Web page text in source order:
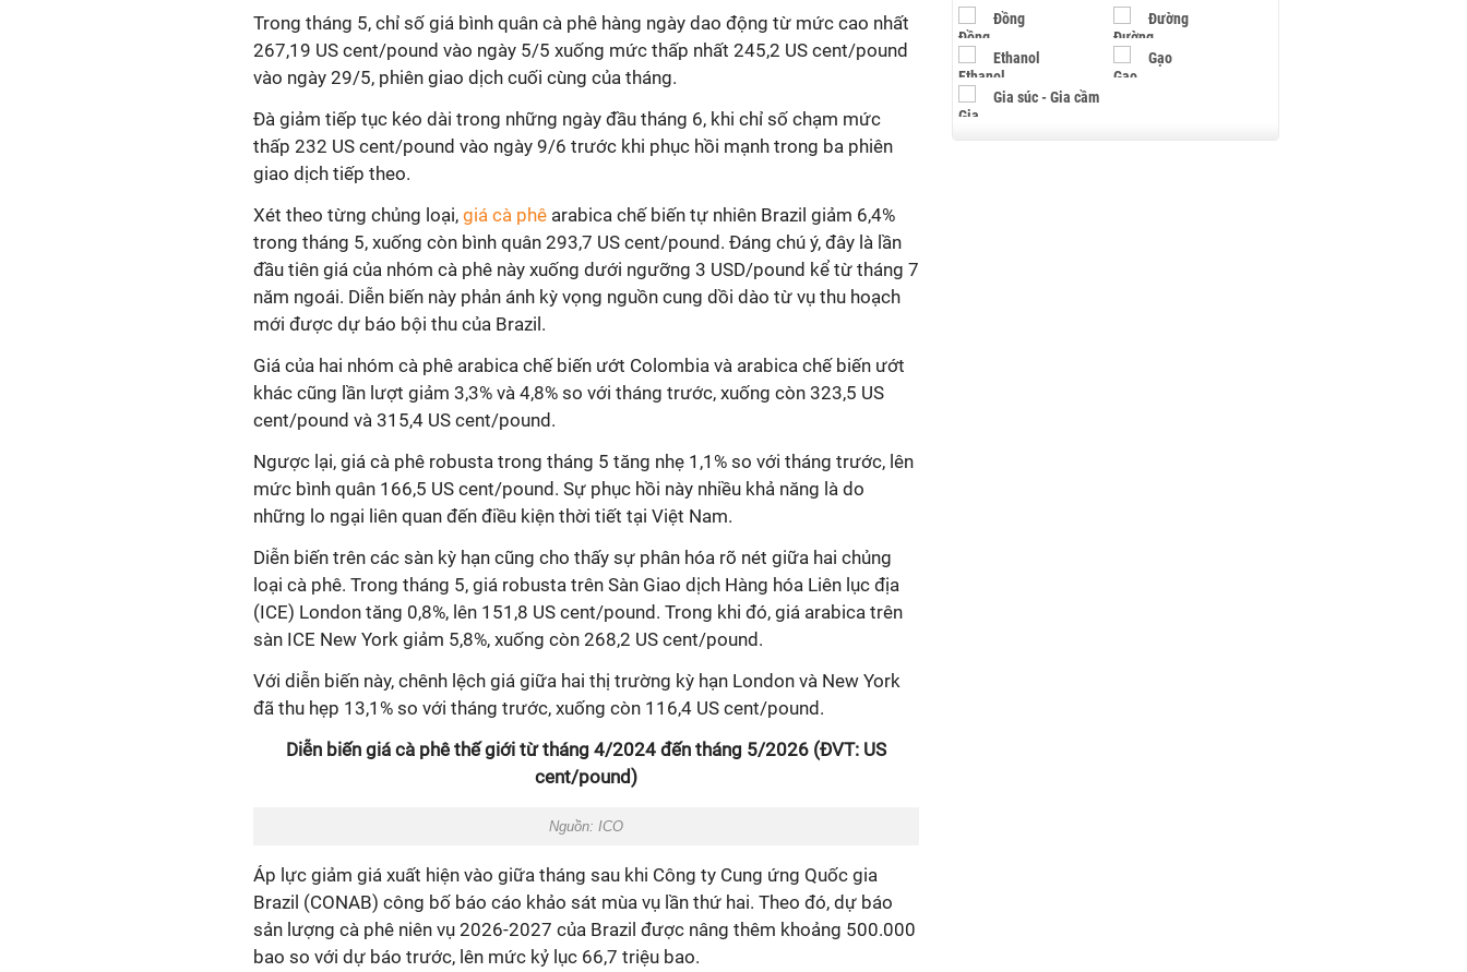
Trong tháng 5, chỉ số giá bình quân cà phê hàng ngày dao động từ mức cao nhất
267,19 US cent/pound vào ngày 5/5 xuống mức thấp nhất 245,2 US cent/pound
vào ngày 29/5, phiên giao dịch cuối cùng của tháng.
Đà giảm tiếp tục kéo dài trong những ngày đầu tháng 6, khi chỉ số chạm mức
thấp 232 US cent/pound vào ngày 9/6 trước khi phục hồi mạnh trong ba phiên
giao dịch tiếp theo.
Xét theo từng chủng loại, giá cà phê arabica chế biến tự nhiên Brazil giảm 6,4%
trong tháng 5, xuống còn bình quân 293,7 US cent/pound. Đáng chú ý, đây là lần
đầu tiên giá của nhóm cà phê này xuống dưới ngưỡng 3 USD/pound kể từ tháng 7
năm ngoái. Diễn biến này phản ánh kỳ vọng nguồn cung dồi dào từ vụ thu hoạch
mới được dự báo bội thu của Brazil.
Giá của hai nhóm cà phê arabica chế biến ướt Colombia và arabica chế biến ướt
khác cũng lần lượt giảm 3,3% và 4,8% so với tháng trước, xuống còn 323,5 US
cent/pound và 315,4 US cent/pound.
Ngược lại, giá cà phê robusta trong tháng 5 tăng nhẹ 1,1% so với tháng trước, lên
mức bình quân 166,5 US cent/pound. Sự phục hồi này nhiều khả năng là do
những lo ngại liên quan đến điều kiện thời tiết tại Việt Nam.
Diễn biến trên các sàn kỳ hạn cũng cho thấy sự phân hóa rõ nét giữa hai chủng
loại cà phê. Trong tháng 5, giá robusta trên Sàn Giao dịch Hàng hóa Liên lục địa
(ICE) London tăng 0,8%, lên 151,8 US cent/pound. Trong khi đó, giá arabica trên
sàn ICE New York giảm 5,8%, xuống còn 268,2 US cent/pound.
Với diễn biến này, chênh lệch giá giữa hai thị trường kỳ hạn London và New York
đã thu hẹp 13,1% so với tháng trước, xuống còn 116,4 US cent/pound.
Diễn biến giá cà phê thế giới từ tháng 4/2024 đến tháng 5/2026 (ĐVT: US
cent/pound)
Nguồn: ICO
Áp lực giảm giá xuất hiện vào giữa tháng sau khi Công ty Cung ứng Quốc gia
Brazil (CONAB) công bố báo cáo khảo sát mùa vụ lần thứ hai. Theo đó, dự báo
sản lượng cà phê niên vụ 2026-2027 của Brazil được nâng thêm khoảng 500.000
bao so với dự báo trước, lên mức kỷ lục 66,7 triệu bao.
Đồng Đường
Ethanol Gạo
Gia súc - Gia cầm